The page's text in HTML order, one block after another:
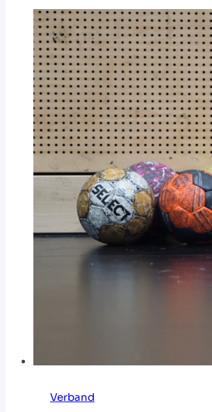
vollständig
erreichbar
Verband